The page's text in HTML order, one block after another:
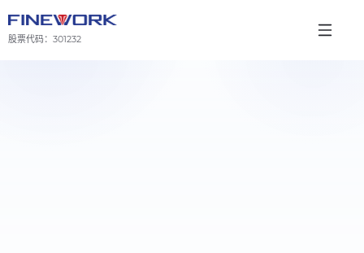
股票代码： 301232